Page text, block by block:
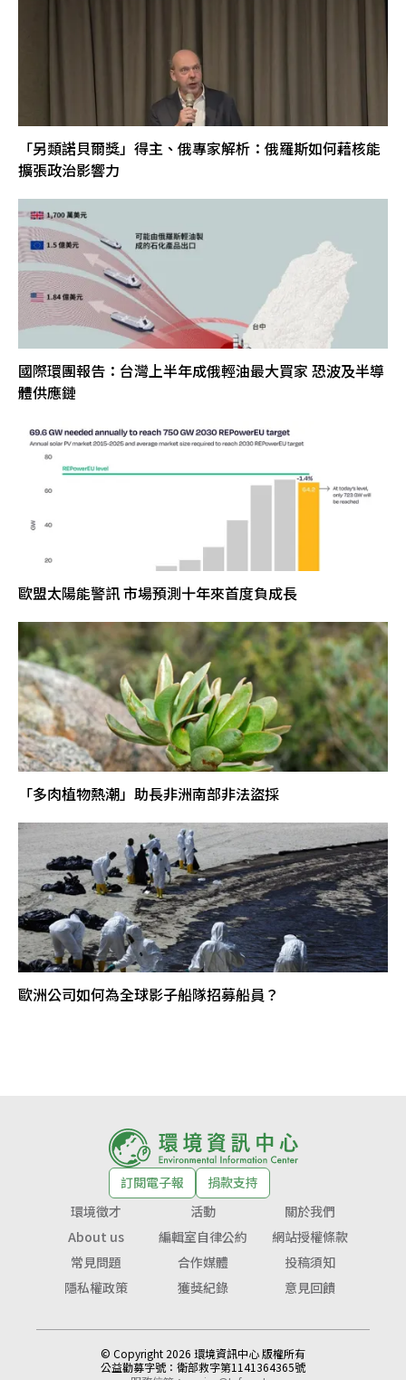
「另類諾貝爾獎」得主、俄專家解析：俄羅斯如何藉核能
擴張政治影響力
國際環團報告：台灣上半年成俄輕油最大買家 恐波及半導
體供應鏈
歐盟太陽能警訊 市場預測十年來首度負成長
「多肉植物熱潮」助長非洲南部非法盜採
歐洲公司如何為全球影子船隊招募船員？
訂閱電子報
捐款支持
環境徵才
活動
關於我們
About us
編輯室自律公約
網站授權條款
常見問題
合作媒體
投稿須知
隱私權政策
獲獎紀錄 意見回饋
© Copyright 2026 環境資訊中心 版權所有
公益勸募字號： 衛部救字第1141364365號